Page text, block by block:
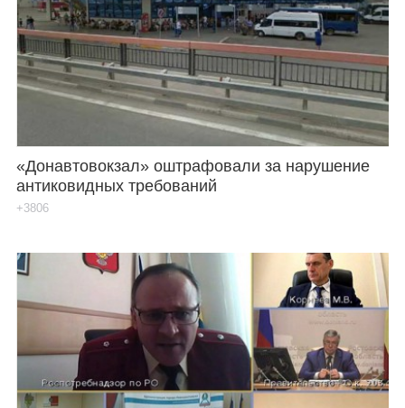
«Донавтовокзал» оштрафовали за нарушение
антиковидных требований
+3806